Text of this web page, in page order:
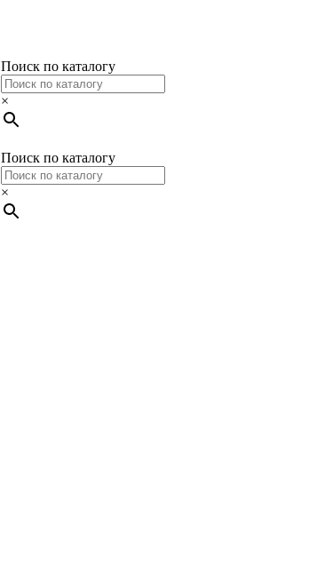
Поиск по каталогу
×
Поиск по каталогу
×